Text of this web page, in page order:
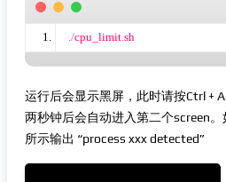
./cpu_limit.sh
运行后会显示黑屏，此时请按Ctrl +
两秒钟后会自动进入第二个screen
所示输出 “process xxx detected”